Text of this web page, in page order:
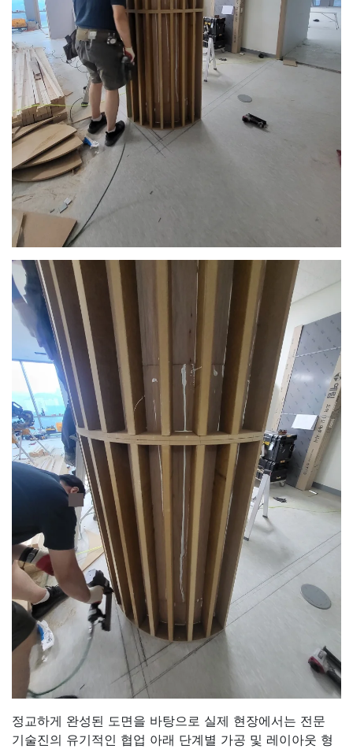
정교하게 완성된 도면을 바탕으로 실제 현장에서는 전문
기술진의 유기적인 협업 아래 단계별 가공 및 레이아웃 형